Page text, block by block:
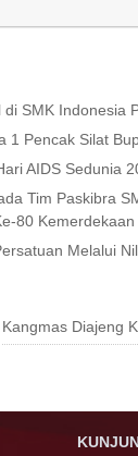
SMK Indonesia
1 Pencak Silat
AIDS Sedunia
Tim Paskibra
80
Melalui
Kangmas Diajeng